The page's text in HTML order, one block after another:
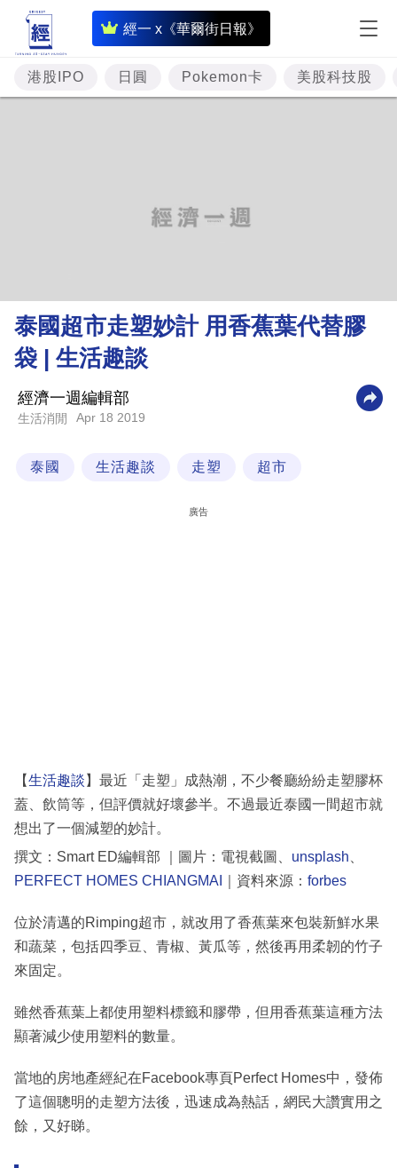
經一 x《華爾街日報》
即
時
財
經
理
財
商
業
科
區
港股IPO 日圓 Pokemon卡 美股科技股
泰國超市走塑妙計 用香蕉葉代替膠
袋 | 生活趣談
經濟一週編輯部
生活消閒 Apr 18 2019
泰國 生活趣談 走塑 超市
廣告
【生活趣談 】最近「走塑」成熱潮，不少餐廳紛紛走塑膠杯
蓋、飲筒等，但評價就好壞參半。不過最近泰國一間超市就
想出了一個減塑的妙計。
撰文：Smart ED編輯部 ｜圖片：電視截圖、 unsplash
PERFECT HOMES CHIANGMAI
｜資料來源： forbes
位於清邁的Rimping超市，就改用了香蕉葉來包裝新鮮水果
和蔬菜，包括四季豆、青椒、黃瓜等，然後再用柔韌的竹子
來固定。
雖然香蕉葉上都使用塑料標籤和膠帶，但用香蕉葉這種方法
顯著減少使用塑料的數量。
當地的房地產經紀在Facebook專頁Perfect Homes中，發佈
了這個聰明的走塑方法後，迅速成為熱話，網民大讚實用之
餘，又好睇。